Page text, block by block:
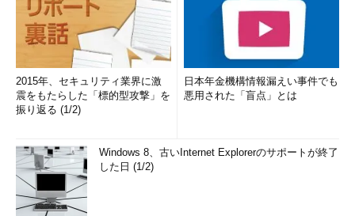
2015年、セキュリティ業界に激
震をもたらした「標的型攻撃」を
振り返る (1/2)
日本年金機構情報漏えい事件でも
悪用された「盲点」とは
Windows 8、古いInternet Explorerのサポートが終了
した日 (1/2)